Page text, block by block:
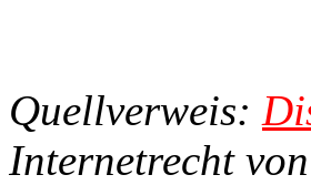
Quellverweis:
Internetrecht